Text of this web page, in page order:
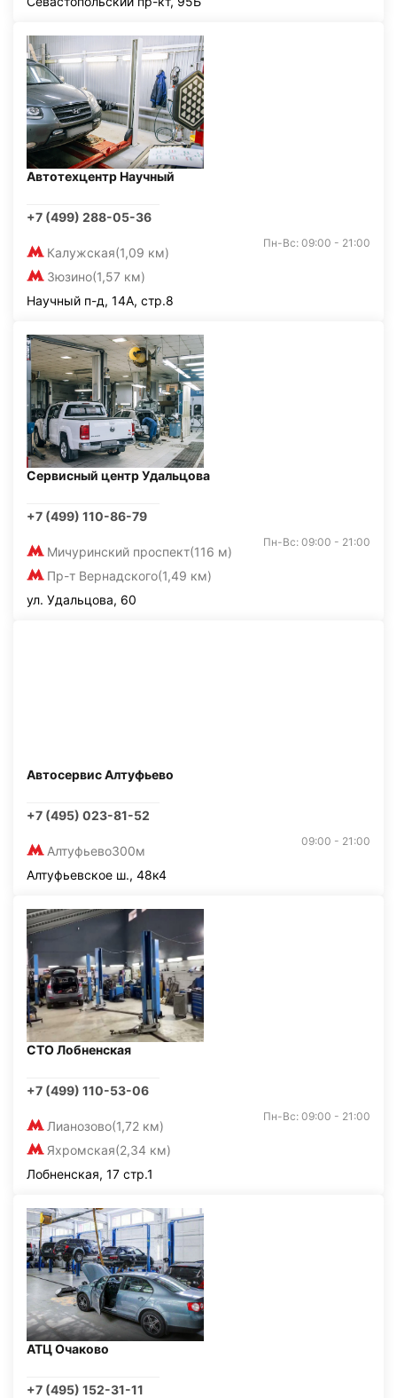
Автотехцентр Научный
+7 (499) 288-05-36
Калужская(1,09 км)
Зюзино(1,57 км)
Пн-Вс: 09:00 - 21:00
Научный п-д, 14А, стр.8
Сервисный центр Удальцова
+7 (499) 110-86-79
Мичуринский проспект(116 м)
Пр-т Вернадского(1,49 км)
Пн-Вс: 09:00 - 21:00
ул. Удальцова, 60
Автосервис Алтуфьево
+7 (495) 023-81-52
Алтуфьево300м
09:00 - 21:00
Алтуфьевское ш., 48к4
СТО Лобненская
+7 (499) 110-53-06
Лианозово(1,72 км)
Яхромская(2,34 км)
Пн-Вс: 09:00 - 21:00
Лобненская, 17 стр.1
АТЦ Очаково
+7 (495) 152-31-11